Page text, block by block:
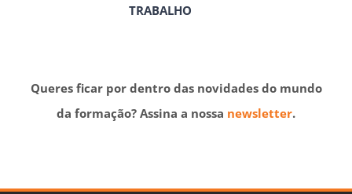
TRABALHO
Queres ficar por dentro das novidades do mundo
da formação? Assina a nossa newsletter.